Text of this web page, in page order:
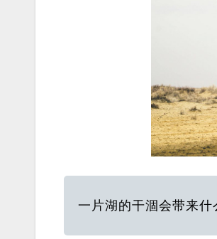
一片湖的干涸会带来什